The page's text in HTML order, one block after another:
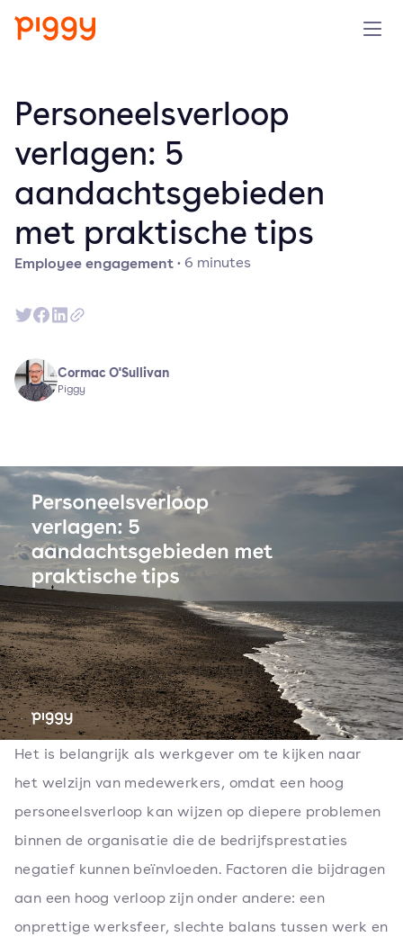
Resources
Prijzen
Employee engagement· 6 minutes
Personeelsverloop
verlagen: 5
aandachtsgebieden
met praktische tips
Cormac O'Sullivan
Piggy
Het is belangrijk als werkgever om te kijken naar
het welzijn van medewerkers, omdat een hoog
personeelsverloop kan wijzen op diepere problemen
binnen de organisatie die de bedrijfsprestaties
negatief kunnen beïnvloeden. Factoren die bijdragen
aan een hoog verloop zijn onder andere: een
onprettige werksfeer, slechte balans tussen werk en